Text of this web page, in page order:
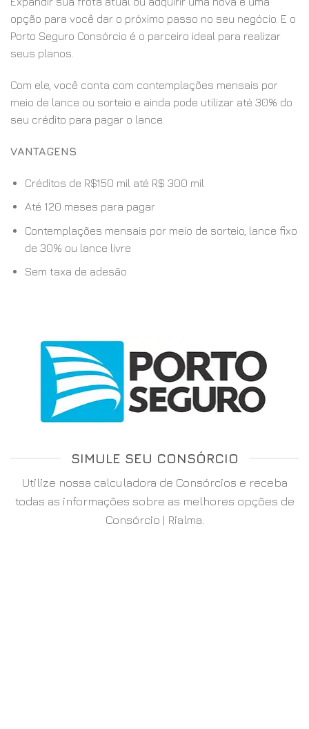
opção para você dar o próximo passo no seu negócio. E o
Porto Seguro Consórcio é o parceiro ideal para realizar
seus planos.
Com ele, você conta com contemplações mensais por
meio de lance ou sorteio e ainda pode utilizar até 30% do
seu crédito para pagar o lance.
VANTAGENS
Créditos de R$150 mil até R$ 300 mil
Até 120 meses para pagar
Contemplações mensais por meio de sorteio, lance fixo
de 30% ou lance livre
Sem taxa de adesão
SIMULE SEU CONSÓRCIO
Utilize nossa calculadora de Consórcios e receba
todas as informações sobre as melhores opções de
Consórcio | Rialma.